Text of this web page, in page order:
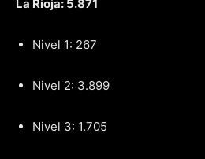
La Rioja: 5.871
Nivel 1: 267
Nivel 2: 3.899
Nivel 3: 1.705